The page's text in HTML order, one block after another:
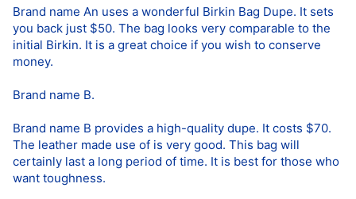
Brand name An uses a wonderful Birkin Bag Dupe. It sets
you back just $50. The bag looks very comparable to the
initial Birkin. It is a great choice if you wish to conserve
money.
Brand name B.
Brand name B provides a high-quality dupe. It costs $70.
The leather made use of is very good. This bag will
certainly last a long period of time. It is best for those who
want toughness.